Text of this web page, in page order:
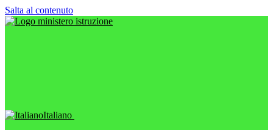
Salta al contenuto
Italiano